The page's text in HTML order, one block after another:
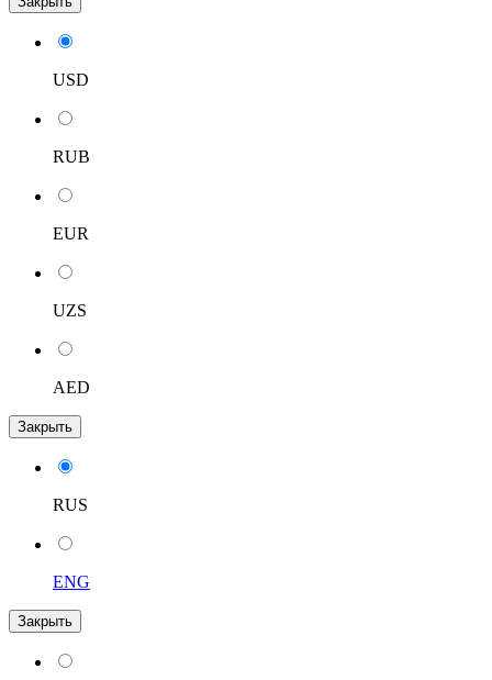
USD
RUB
EUR
UZS
AED
Закрыть
RUS
ENG
Закрыть